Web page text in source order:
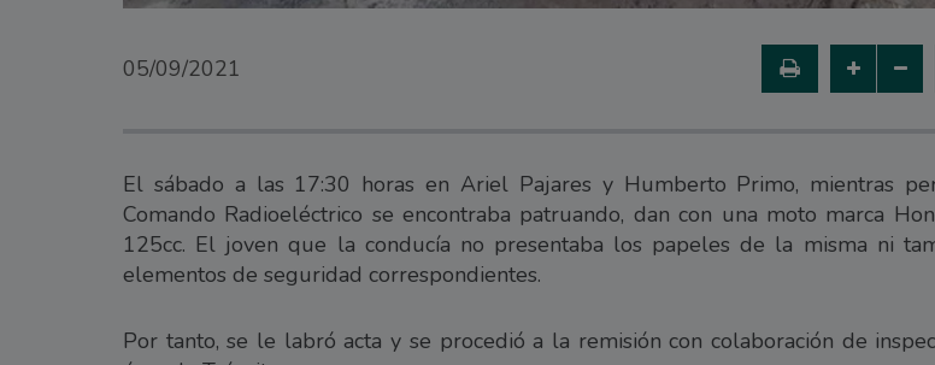
05/09/2021
El sábado a las 17:30 horas en Ariel Pajares y Humberto Primo, mientras
Comando Radioeléctrico se encontraba patruando, dan con una moto marca
125cc. El joven que la conducía no presentaba los papeles de la misma ni
elementos de seguridad correspondientes.
Por tanto, se le labró acta y se procedió a la remisión con colaboración de